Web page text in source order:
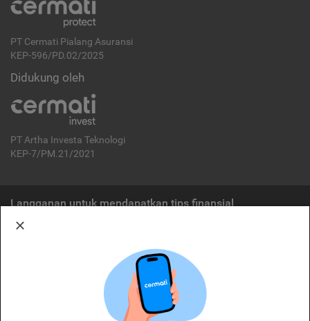
PT Cermati Pialang Asuransi
KEP-596/PD.02/2025
Didukung oleh
PT Artha Investa Teknologi
KEP-7/PM.21/2021
Langganan untuk mendapatkan tips finansial
Cermati merupakan penyelenggara agregasi jasa keuangan yang terdaftar di
OJK. Oleh karena itu, produk dan/atau layanan jasa keuangan yang
ditawarkan bukan merupakan produk dan/atau layanan jasa keuangan yang
diterbitkan oleh Cermati dan Cermati tidak bertanggung jawab atas tuntutan